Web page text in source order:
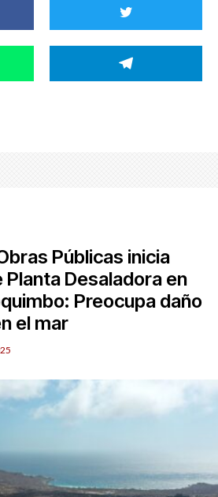
Públicas inicia
Desaladora en
Preocupa daño
el mar